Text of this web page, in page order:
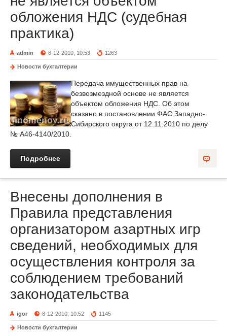
обложения НДС (судебная
практика)
admin 8-12-2010, 10:53 1263
Новости бухгалтерии
Передача имущественных прав на
безвозмездной основе не является
объектом обложения НДС. Об этом
сказано в постановлении ФАС Западно-
Сибирского округа от 12.11.2010 по делу
№ А46-4140/2010.
Подробнее
Внесены дополнения в
Правила представления
организатором азартных игр
сведений, необходимых для
осуществления контроля за
соблюдением требований
законодательства
igor 8-12-2010, 10:52 1145
Новости бухгалтерии